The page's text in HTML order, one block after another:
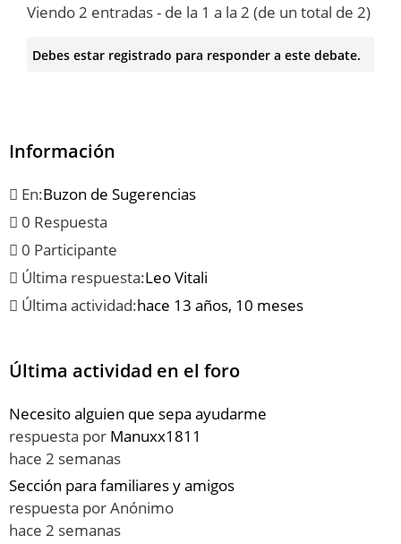
Viendo 2 entradas - de la 1 a la 2 (de un total de 2)
Debes estar registrado para responder a este debate.
Información
En:Buzon de Sugerencias
0 Respuesta
0 Participante
Última respuesta:Leo Vitali
Última actividad:hace 13 años, 10 meses
Última actividad en el foro
Necesito alguien que sepa ayudarme
respuesta por Manuxx1811
hace 2 semanas
Sección para familiares y amigos
respuesta porAnónimo
hace 2 semanas